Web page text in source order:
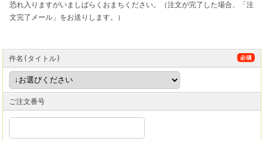
恐れ入りますがいましばらくおまちください。（注文が完了した場合、「注
文完了メール」をお送りします。）
件名(タイトル)
ご注文番号